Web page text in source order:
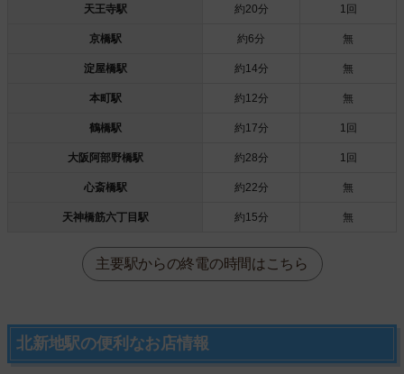
天王寺駅 約20分 1回
京橋駅 約6分 無
淀屋橋駅 約14分 無
本町駅 約12分 無
鶴橋駅 約17分 1回
大阪阿部野橋駅 約28分 1回
心斎橋駅 約22分 無
天神橋筋六丁目駅 約15分 無
主要駅からの終電の時間はこちら
北新地駅の便利なお店情報